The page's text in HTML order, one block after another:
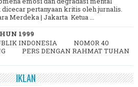
dicecar pertanyaan kritis oleh jurnalis.
Merdeka | Jakarta Ketua ...
1999
INDONESIA NOMOR 40
PERS DENGAN RAHMAT TUHAN
IKLAN